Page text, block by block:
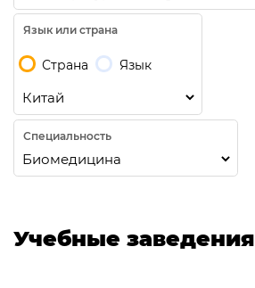
Язык или страна
Страна Язык
Специальность
Учебные заведения